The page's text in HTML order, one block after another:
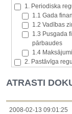
1. Periodiska
1.1 Gada
1.2 Vadības
1.3 Pusgada
pārbaudes
1.4
2. Pastāvīga
2.2. Iekšējā
2.3.
2.4. Emitenta
2.5.
ATRASTI
2008-02-13 09:01:25